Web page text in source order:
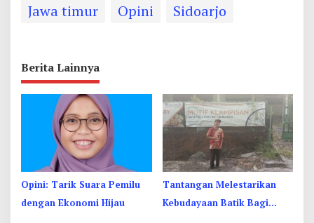
Jawa timur Opini Sidoarjo
Berita Lainnya
Opini: Tarik Suara Pemilu
dengan Ekonomi Hijau
Tantangan Melestarikan
Kebudayaan Batik Bagi